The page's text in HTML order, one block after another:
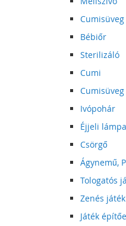
Bébiőr
Sterilizáló
Cumi
Cumisüveg
Ivópohár
Éjjeli lámpa
Csörgő
Ágynemű,
Tologatós
Zenés játék
Játék